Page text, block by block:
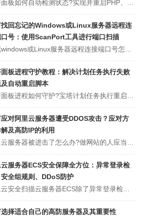
找回忘记的Windows或Linux服务器远程连
号：使用ScanPort工具进行端口扫描
板进程守护教程：解决计划任务执行失败
自动重启脚本
对阿里云服务器遭受DDOS攻击？应对方
及高防IP的利用
云服务器ECS安全保障全方位：异常登录检
全组规则、DDoS防护
择适合自己的高防服务器及其重要性